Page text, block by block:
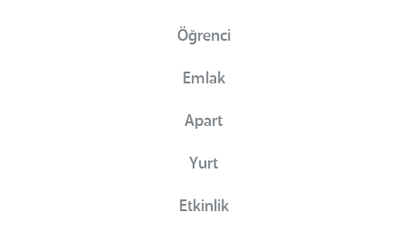
Öğrenci
Emlak
Apart
Yurt
Etkinlik